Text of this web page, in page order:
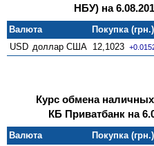
НБУ) на
Валюта Покупка (грн.)
USD доллар США 12,1023
Курс обмена
КБ Приватбанк на
Валюта Покупка (грн.)